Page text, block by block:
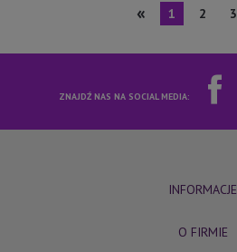
« 1 2 3
ZNAJDŹ NAS NA SOCIAL MEDIA:
INFORMACJE
O FIRMIE